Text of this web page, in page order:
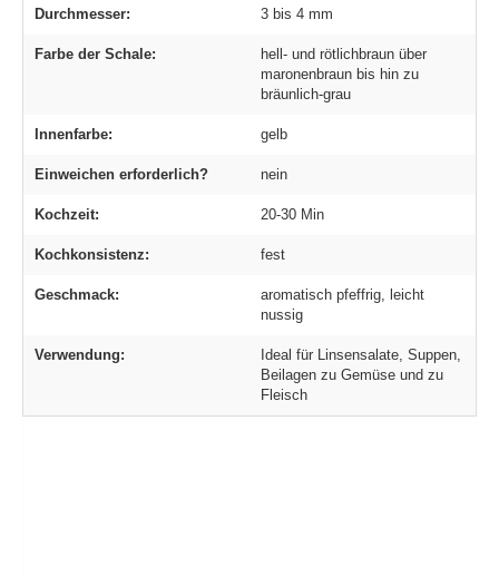
Durchmesser: 3 bis 4 mm
Farbe der Schale:
hell- und rötlichbraun über
maronenbraun bis hin zu
bräunlich-grau
Innenfarbe: gelb
Einweichen erforderlich? nein
Kochzeit: 20-30 Min
Kochkonsistenz: fest
Geschmack:
aromatisch pfeffrig, leicht
nussig
Verwendung:
Ideal für Linsensalate, Suppen,
Beilagen zu Gemüse und zu
Fleisch